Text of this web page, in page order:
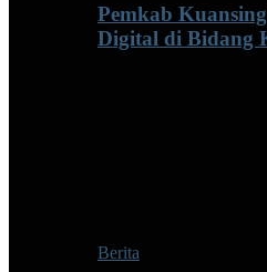
Pemkab
Digital di Bidang
Berita